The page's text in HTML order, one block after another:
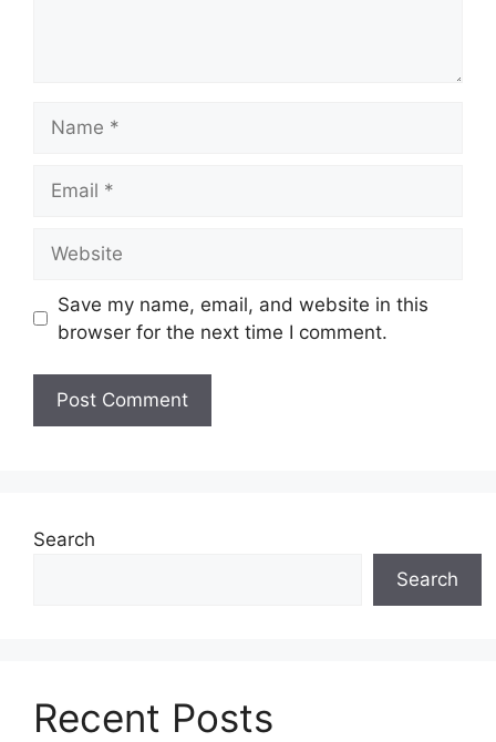
Save my name, email, and website in this
browser for the next time I comment.
Search
Search
Recent Posts